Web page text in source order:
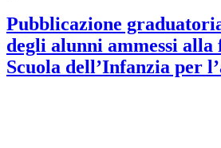
Pubblicazione
degli alunni ammessi alla
Scuola dell’Infanzia per